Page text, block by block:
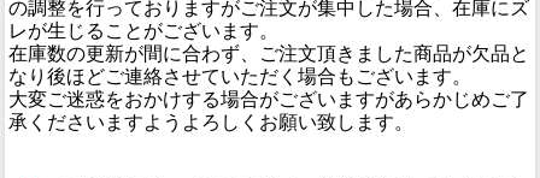
の調整を行っておりますがご注文が集中した場合、在庫にズ
レが生じることがございます。
在庫数の更新が間に合わず、ご注文頂きました商品が欠品と
なり後ほどご連絡させていただく場合もございます。
大変ご迷惑をおかけする場合がございますがあらかじめご了
承くださいますようよろしくお願い致します。